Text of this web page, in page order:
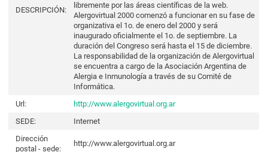
DESCRIPCIÓN:
libremente por las áreas científicas de la web.
Alergovirtual 2000 comenzó a funcionar en su fase de
organizativa el 1o. de enero del 2000 y será
inaugurado oficialmente el 1o. de septiembre. La
duración del Congreso será hasta el 15 de diciembre.
La responsabilidad de la organización de Alergovirtual
se encuentra a cargo de la Asociación Argentina de
Alergia e Inmunología a través de su Comité de
Informática.
Url:
http://www.alergovirtual.org.ar
SEDE:
Internet
Dirección
postal - sede:
http://www.alergovirtual.org.ar